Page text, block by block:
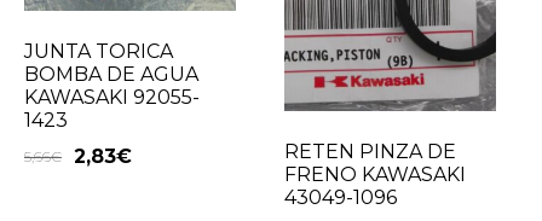
JUNTA TORICA
BOMBA DE AGUA
KAWASAKI 92055-
1423
5,66€ 2,83€
RETEN PINZA DE
FRENO KAWASAKI
43049-1096